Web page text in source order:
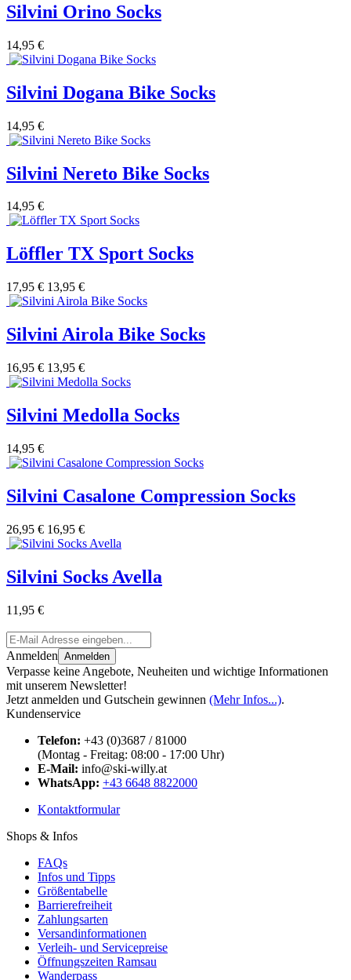
Silvini Orino Socks
14,95 €
Silvini Dogana Bike Socks
14,95 €
Silvini Nereto Bike Socks
14,95 €
Löffler TX Sport Socks
17,95 € 13,95 €
Silvini Airola Bike Socks
16,95 € 13,95 €
Silvini Medolla Socks
14,95 €
Silvini Casalone Compression Socks
26,95 € 16,95 €
Silvini Socks Avella
11,95 €
Anmelden Anmelden
Verpasse keine Angebote, Neuheiten und wichtige Informationen
mit unserem Newsletter!
Jetzt anmelden und Gutschein gewinnen (Mehr Infos...).
Kundenservice
Telefon: +43 (0)3687 / 81000
(Montag - Freitag: 08:00 - 17:00 Uhr)
E-Mail: info@ski-willy.at
WhatsApp: +43 6648 8822000
Kontaktformular
Shops & Infos
FAQs
Infos und Tipps
Größentabelle
Barrierefreiheit
Zahlungsarten
Versandinformationen
Verleih- und Servicepreise
Öffnungszeiten Ramsau
Wanderpass